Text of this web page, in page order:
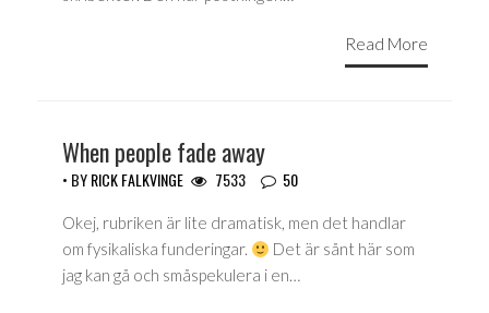
Read More
When people fade away
• BYRICK FALKVINGE 7533 50
Okej, rubriken är lite dramatisk, men det handlar
om fysikaliska funderingar.
Det är sånt här som
jag kan gå och småspekulera i en…